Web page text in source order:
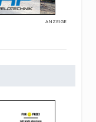
ANZEIGE